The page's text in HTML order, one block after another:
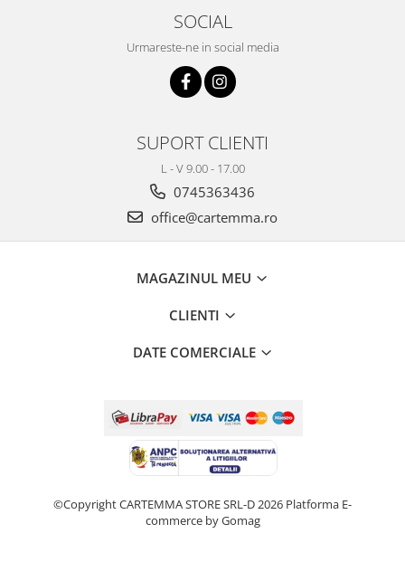
SOCIAL
Urmareste-ne in social media
SUPORT CLIENTI
L - V 9.00 - 17.00
0745363436
office@cartemma.ro
MAGAZINUL MEU
CLIENTI
DATE COMERCIALE
©Copyright CARTEMMA STORE SRL-D 2026 Platforma E-
commerce by Gomag